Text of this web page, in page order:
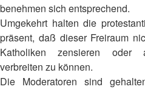
benehmen sich entsprechend.
Umgekehrt halten die
präsent, daß dieser Freiraum
Katholiken zensieren oder
verbreiten zu können.
Die Moderatoren sind